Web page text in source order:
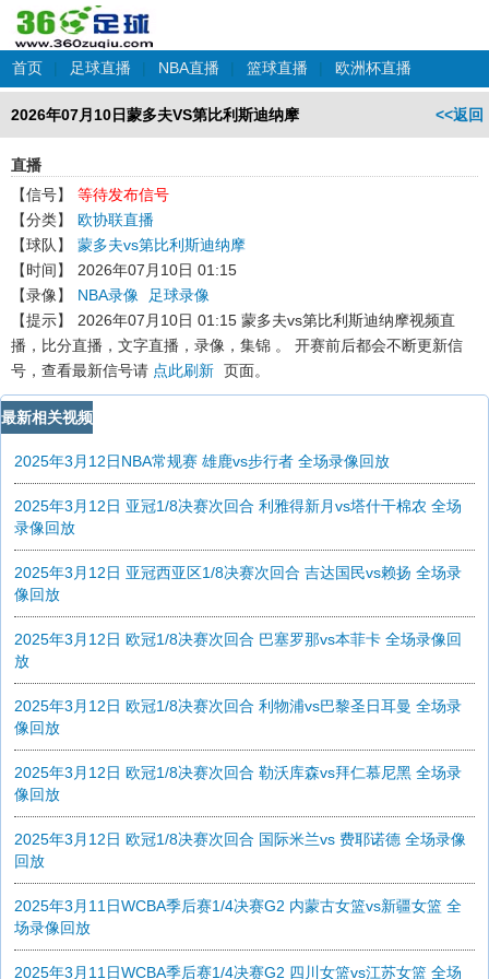
首页 | 足球直播 | NBA直播 | 篮球直播 | 欧洲杯直播
<<返回
2026年07月10日蒙多夫VS第比利斯迪纳摩
直播
【信号】
等待发布信号
【分类】
欧协联直播
【球队】
蒙多夫vs第比利斯迪纳摩
【时间】
2026年07月10日 01:15
【录像】
NBA录像
足球录像
【提示】
2026年07月10日 01:15 蒙多夫vs第比利斯迪纳摩视频直
播，比分直播，文字直播，录像，集锦 。 开赛前后都会不断更新信
号，查看最新信号请 点此刷新 页面。
最新相关视频
2025年3月12日NBA常规赛 雄鹿vs步行者 全场录像回放
2025年3月12日 亚冠1/8决赛次回合 利雅得新月vs塔什干棉农 全场
录像回放
2025年3月12日 亚冠西亚区1/8决赛次回合 吉达国民vs赖扬 全场录
像回放
2025年3月12日 欧冠1/8决赛次回合 巴塞罗那vs本菲卡 全场录像回
放
2025年3月12日 欧冠1/8决赛次回合 利物浦vs巴黎圣日耳曼 全场录
像回放
2025年3月12日 欧冠1/8决赛次回合 勒沃库森vs拜仁慕尼黑 全场录
像回放
2025年3月12日 欧冠1/8决赛次回合 国际米兰vs 费耶诺德 全场录像
回放
2025年3月11日WCBA季后赛1/4决赛G2 内蒙古女篮vs新疆女篮 全
场录像回放
2025年3月11日WCBA季后赛1/4决赛G2 四川女篮vs江苏女篮 全场